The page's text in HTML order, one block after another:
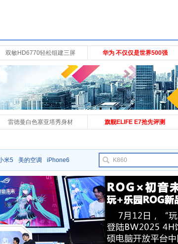
双敏HD6770轻松组建三屏 华为 不仅仅是世界500强
雷德曼白色塞亚塔秀身材 旗舰ELIFE E7抢先评测
米5 美的空调 iPhone6